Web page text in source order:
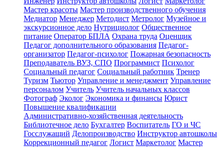
Мастер красоты Мастер производственного обучения
Медиатор Менеджер Методист Метролог Музейное и
экскурсионное дело Нутрициолог Общественное
питание Оператор БПЛА Охрана труда Оценщик
Педагог дополнительного образования Педагог-
организатор Педагог-психолог Пожарная безопасность
Преподаватель ВУЗ, СПО Программист Психолог
Социальный педагог Социальный работник Тренер
Туризм Тьютор Управление и менеджмент Управление
персоналом Учитель Учитель начальных классов
Фотограф Эколог Экономика и финансы Юрист
Повышение квалификации
Административно-хозяйственная деятельность
Библиотечное дело Бухгалтер Воспитатель ГО и ЧС
Госслужащий Делопроизводство Инструктор автошколы
Коррекционный педагог Логист Маркетолог Мастер